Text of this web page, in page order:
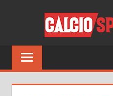
Tutto
sul
del